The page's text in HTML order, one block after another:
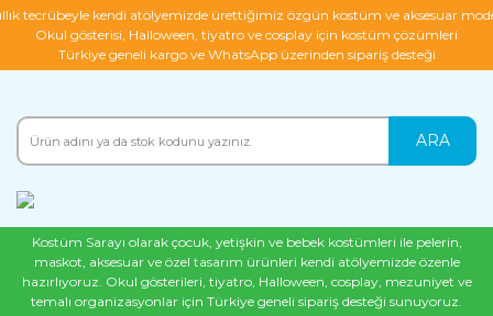
tecrübeyle kendi atölyemizde ürettiğimiz özgün kostüm ve aksesuar
Okul gösterisi, Halloween, tiyatro ve cosplay için kostüm çözümleri
Türkiye geneli kargo ve WhatsApp üzerinden sipariş desteği
ARA
Kostüm Sarayı olarak çocuk, yetişkin ve bebek kostümleri ile pelerin,
maskot, aksesuar ve özel tasarım ürünleri kendi atölyemizde özenle
hazırlıyoruz. Okul gösterileri, tiyatro, Halloween, cosplay, mezuniyet ve
temalı organizasyonlar için Türkiye geneli sipariş desteği sunuyoruz.